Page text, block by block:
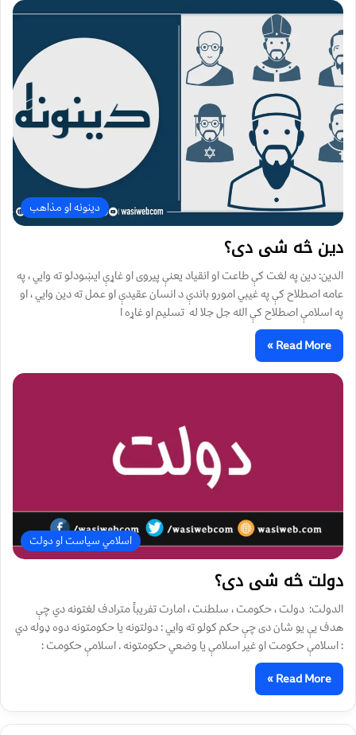
دینونه او مذاهب
دین څه شی دی؟
الدين: دين په لغت کې طاعت او انقياد يعنې پيروی او غاړې ايښودلو ته وايي ، په
عامه اصطلاح کې په غيبي امورو باندې د انسان عقيدې او عمل ته دين وايي ، او
په اسلامې اصطلاح کې الله جل جلا له تسليم او غاړه ا
Read More »
اسلامي سیاست او دولت
دولت څه شی دی؟
الدولت: دولت ، حکومت ، سلطنت ، امارت تفريباً مترادف لغتونه دي چې
هدف يې يو شان دی چې حکم کولو ته وايي : دولتونه يا حکومتونه دوه ډوله دي
: اسلامې حکومت او غير اسلامې يا وضعي حکومتونه . اسلامې حکومت :
Read More »